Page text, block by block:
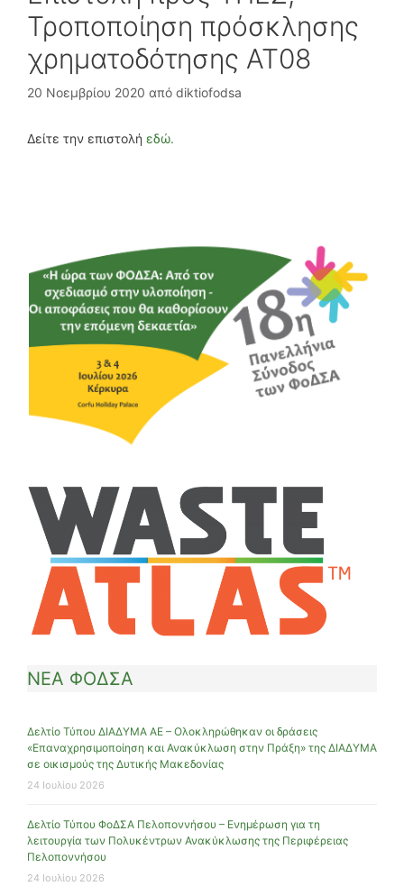
Τροποποίηση πρόσκλησης
χρηματοδότησης ΑΤ08
20 Νοεμβρίου 2020 από diktiofodsa
Δείτε την επιστολή εδώ.
ΝΕΑ ΦΟΔΣΑ
Δελτίο Τύπου ΔΙΑΔΥΜΑ ΑΕ – Ολοκληρώθηκαν οι δράσεις
«Επαναχρησιμοποίηση και Ανακύκλωση στην Πράξη» της ΔΙΑΔΥΜΑ
σε οικισμούς της Δυτικής Μακεδονίας
24 Ιουλίου 2026
Δελτίο Τύπου ΦοΔΣΑ Πελοποννήσου – Ενημέρωση για τη
λειτουργία των Πολυκέντρων Ανακύκλωσης της Περιφέρειας
Πελοποννήσου
24 Ιουλίου 2026